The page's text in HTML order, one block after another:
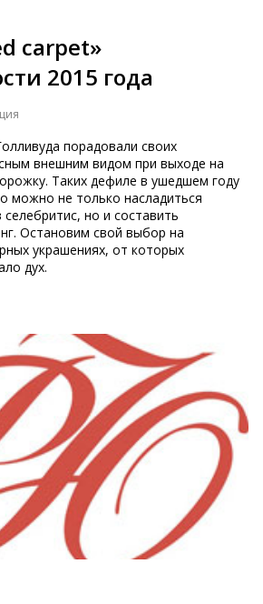
carpet»
2015 года
порадовали своих
внешним видом при выходе на
Таких дефиле в ушедшем году
можно не только насладиться
но и составить
Остановим свой выбор на
украшениях, от которых
дух.